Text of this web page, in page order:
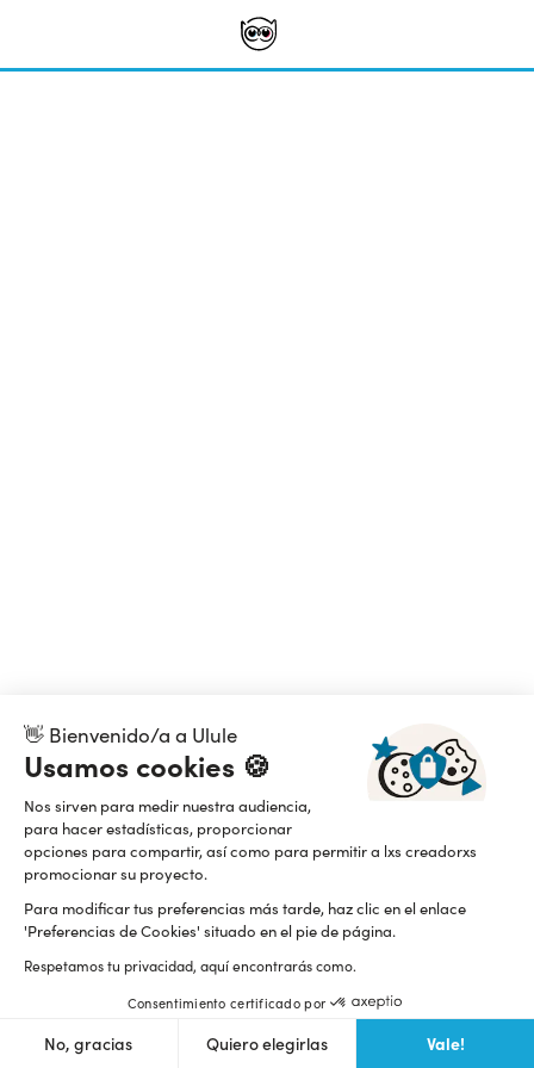
👋 Bienvenido/a a Ulule
Usamos cookies 🍪
Nos sirven para medir nuestra audiencia,
para hacer estadísticas, proporcionar
opciones para compartir, así como para permitir a lxs creadorxs
promocionar su proyecto.
Para modificar tus preferencias más tarde, haz clic en el enlace
'Preferencias de Cookies' situado en el pie de página.
Respetamos tu privacidad, aquí encontrarás como.
Consentimiento certificado por
No, gracias Quiero elegirlas Vale!